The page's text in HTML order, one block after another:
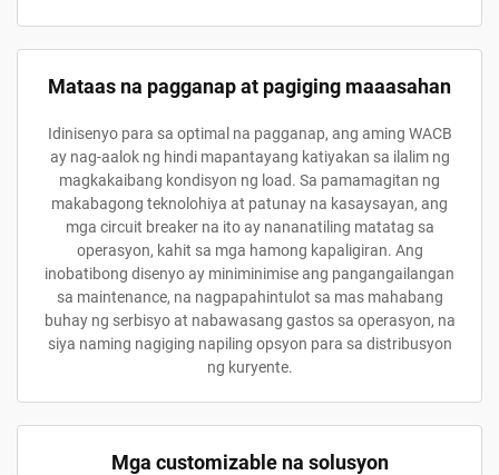
Mataas na pagganap at pagiging maaasahan
Idinisenyo para sa optimal na pagganap, ang aming WACB
ay nag-aalok ng hindi mapantayang katiyakan sa ilalim ng
magkakaibang kondisyon ng load. Sa pamamagitan ng
makabagong teknolohiya at patunay na kasaysayan, ang
mga circuit breaker na ito ay nananatiling matatag sa
operasyon, kahit sa mga hamong kapaligiran. Ang
inobatibong disenyo ay miniminimise ang pangangailangan
sa maintenance, na nagpapahintulot sa mas mahabang
buhay ng serbisyo at nabawasang gastos sa operasyon, na
siya naming nagiging napiling opsyon para sa distribusyon
ng kuryente.
Mga customizable na solusyon